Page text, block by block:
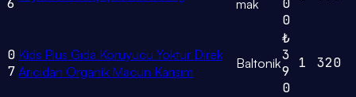
6
mak
0
0
0
7
Kids Plus Gıda Koruyucu Yoktur Direk
Arıcıdan Organik Macun Karışım
Baltonik
₺
3
9
0
1 320